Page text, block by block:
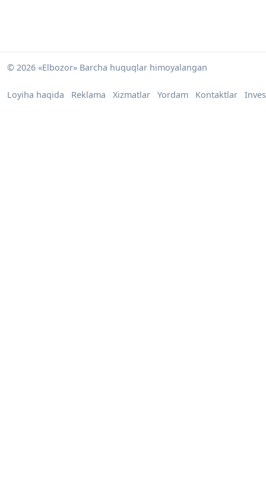
© 2026 «Elbozor» Barcha huquqlar himoyalangan
Loyiha haqida Reklama Xizmatlar Yordam Kontaktlar